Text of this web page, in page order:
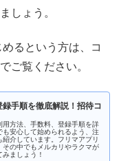
しょう。
るという方は、コ
ご覧ください。
手順を徹底解説！招待コ
方法、手数料、登録手順を詳
も安心して始められるよう、注
介しています。フリマアプリ
の中でもメルカリやラクマが
ましょう！